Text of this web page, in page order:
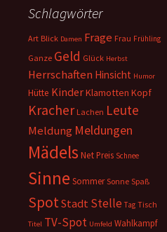
Schlagwörter
Art Blick Damen Frage Frau Frühling
Ganze Geld Glück Herbst
Herrschaften Hinsicht Humor
Hütte KinderKlamotten Kopf
Kracher Lachen Leute
Meldung Meldungen
Mädels NetPreis Schnee
Sinne Sommer Sonne Spaß
SpotStadt Stelle Tag Tisch
Titel TV-Spot Umfeld Wahlkampf